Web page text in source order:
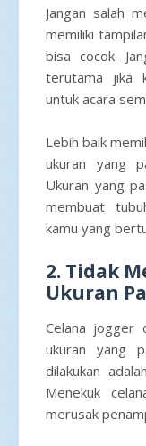
Jangan salah
memiliki
bisa cocok.
terutama jika
untuk acara
Lebih baik
ukuran yang
Ukuran yang
membuat
kamu yang
2. Tidak
Ukuran
Celana jogger
ukuran yang
dilakukan
Menekuk
merusak